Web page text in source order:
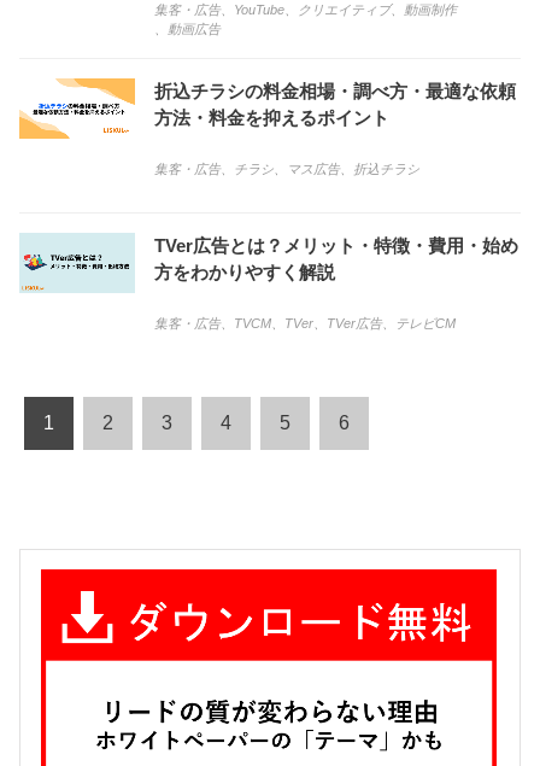
集客・広告、 YouTube クリエイティブ、 動画制作
動画広告
折込チラシの料金相場・調べ方・最適な依頼
方法・料金を抑えるポイント
集客・広告、 チラシ マス広告、 折込チラシ
TVer広告とは？メリット・特徴・費用・始め
方をわかりやすく解説
集客・広告、 TVCM TVer TVer広告、 テレビCM
1 2 3 4 5 6